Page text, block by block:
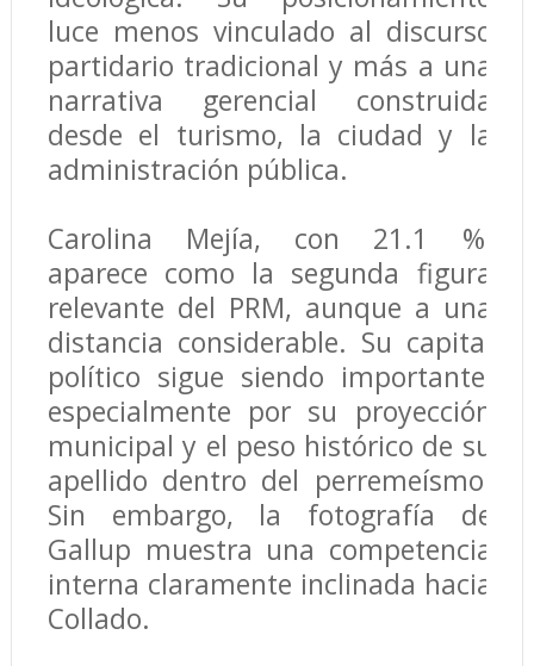
luce menos vinculado al discurso
partidario tradicional y más a una
narrativa gerencial construida
desde el turismo, la ciudad y la
administración pública.
Carolina Mejía, con 21.1 %,
aparece como la segunda figura
relevante del PRM, aunque a una
distancia considerable. Su capital
político sigue siendo importante,
especialmente por su proyección
municipal y el peso histórico de su
apellido dentro del perremeísmo.
Sin embargo, la fotografía de
Gallup muestra una competencia
interna claramente inclinada hacia
Collado.